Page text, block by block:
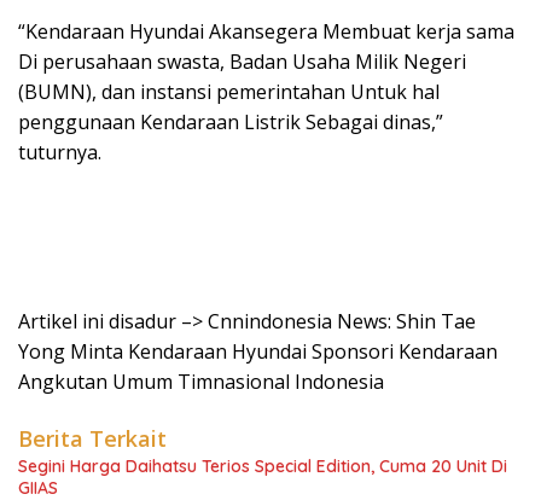
“Kendaraan Hyundai Akansegera Membuat kerja sama
Di perusahaan swasta, Badan Usaha Milik Negeri
(BUMN), dan instansi pemerintahan Untuk hal
penggunaan Kendaraan Listrik Sebagai dinas,”
tuturnya.
Artikel ini disadur –> Cnnindonesia News: Shin Tae
Yong Minta Kendaraan Hyundai Sponsori Kendaraan
Angkutan Umum Timnasional Indonesia
Berita Terkait
Segini Harga Daihatsu Terios Special Edition, Cuma 20 Unit Di
GIIAS